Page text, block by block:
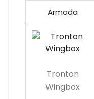
Armada
Tronton
Wingbox